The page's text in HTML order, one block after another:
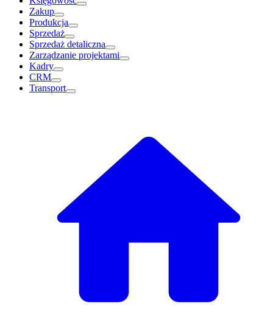
Zakup
Produkcja
Sprzedaż
Sprzedaż detaliczna
Zarządzanie projektami
Kadry
CRM
Transport